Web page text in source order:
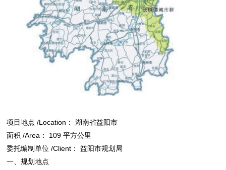
项目地点 /Location： 湖南省益阳市
面积 /Area： 109 平方公里
委托编制单位 /Client： 益阳市规划局
一、规划地点